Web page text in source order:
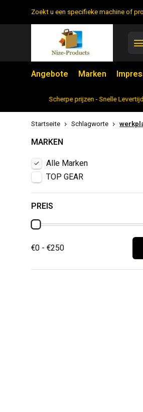
Zoekt u een specifieke machine of
Angebote Marken
Scherpe prijzen - Snelle
Startseite Schlagworte
MARKEN
Alle Marken
TOP GEAR
PREIS
€0 - €250